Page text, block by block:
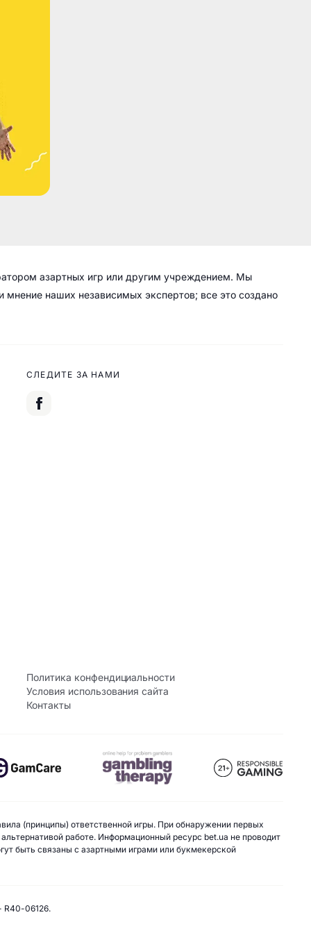
азартных игр или другим учреждением. Мы
мнение наших независимых экспертов; все это создано
СЛЕДИТЕ ЗА НАМИ
Политика конфендициальности
Условия использования сайта
Контакты
(принципы) ответственной игры. При обнаружении первых
работе. Информационный ресурс bet.ua не проводит
быть связаны с азартными играми или букмекерской
R40-06126.